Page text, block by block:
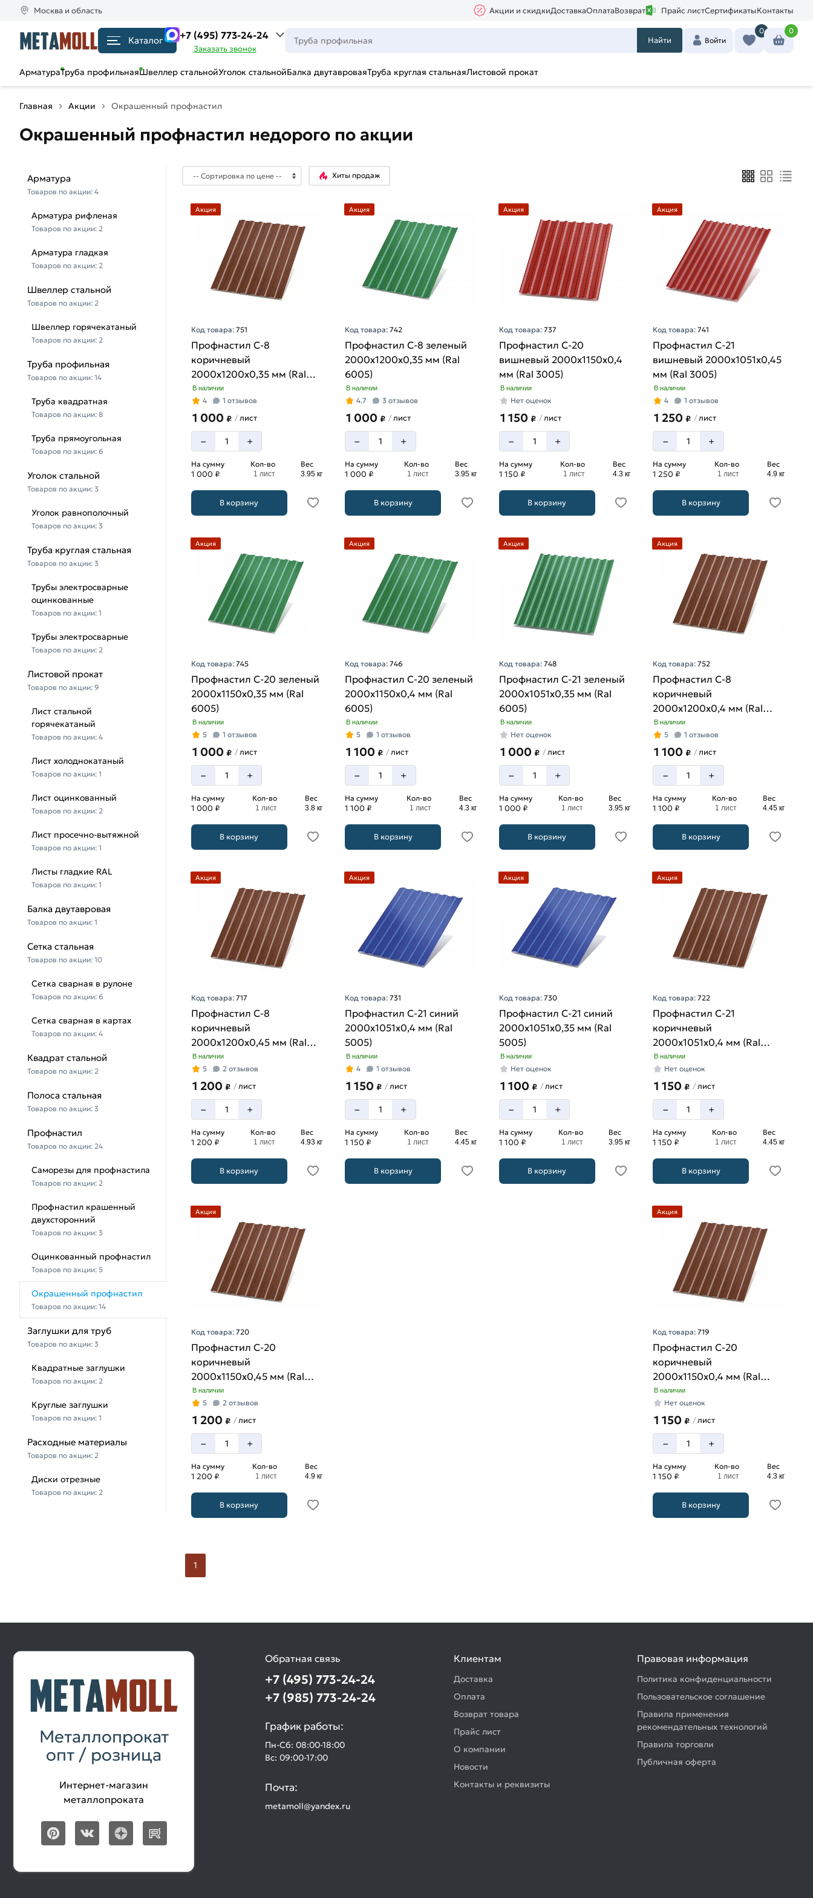
Москва и область Акции и скидкиДоставкаОплатаВозврат Прайс листСертификатыКонтакты
Каталог +7 (495) 773-24-24
Заказать звонок
Найти Войти
0 0
АрматураТруба профильнаяШвеллер стальнойУголок стальнойБалка двутавроваяТруба круглая стальнаяЛистовой прокат
Главная Акции Окрашенный профнастил
Окрашенный профнастил недорого по акции
Арматура
Товаров по акции: 4
Арматура рифленая
Товаров по акции: 2
Арматура гладкая
Товаров по акции: 2
Швеллер стальной
Товаров по акции: 2
Швеллер горячекатаный
Товаров по акции: 2
Труба профильная
Товаров по акции: 14
Труба квадратная
Товаров по акции: 8
Труба прямоугольная
Товаров по акции: 6
Уголок стальной
Товаров по акции: 3
Уголок равнополочный
Товаров по акции: 3
Труба круглая стальная
Товаров по акции: 3
Трубы электросварные
оцинкованные
Товаров по акции: 1
Трубы электросварные
Товаров по акции: 2
Листовой прокат
Товаров по акции: 9
Лист стальной
горячекатаный
Товаров по акции: 4
Лист холоднокатаный
Товаров по акции: 1
Лист оцинкованный
Товаров по акции: 2
Лист просечно-вытяжной
Товаров по акции: 1
Листы гладкие RAL
Товаров по акции: 1
Балка двутавровая
Товаров по акции: 1
Сетка стальная
Товаров по акции: 10
Сетка сварная в рулоне
Товаров по акции: 6
Сетка сварная в картах
Товаров по акции: 4
Квадрат стальной
Товаров по акции: 2
Полоса стальная
Товаров по акции: 3
Профнастил
Товаров по акции: 24
Саморезы для профнастила
Товаров по акции: 2
Профнастил крашенный
двухсторонний
Товаров по акции: 3
Оцинкованный профнастил
Товаров по акции: 5
Окрашенный профнастил
Товаров по акции: 14
Заглушки для труб
Товаров по акции: 3
Квадратные заглушки
Товаров по акции: 2
Круглые заглушки
Товаров по акции: 1
Расходные материалы
Товаров по акции: 2
Диски отрезные
Товаров по акции: 2
Хиты продаж
Акция
Код товара: 751
Профнастил С-8
коричневый
2000х1200х0,35 мм (Ral
8017)
В наличии
4 1 отзывов
1 000 ₽ /лист
– +
На сумму
1 000 ₽
Кол-во
1 лист
Вес
3.95 кг
В корзину
Акция
Код товара:742
Профнастил С-8 зеленый
2000х1200х0,35 мм (Ral
6005)
В наличии
4.7 3 отзывов
1 000₽ / лист
– +
На сумму
1 000 ₽
Кол-во
1 лист
Вес
3.95 кг
В корзину
Акция
Код товара: 737
Профнастил С-20
вишневый 2000х1150х0,4
мм (Ral 3005)
В наличии
Нет оценок
1 150 ₽ /лист
– +
На сумму
1 150 ₽
Кол-во
1 лист
Вес
4.3 кг
В корзину
Акция
Код товара:741
Профнастил С-21
вишневый 2000х1051х0,45
мм (Ral 3005)
В наличии
4 1 отзывов
1 250₽ / лист
– +
На сумму
1 250 ₽
Кол-во
1 лист
Вес
4.9 кг
В корзину
Акция
Код товара: 745
Профнастил С-20 зеленый
2000х1150х0,35 мм (Ral
6005)
В наличии
5 1 отзывов
1 000 ₽ /лист
– +
На сумму
1 000 ₽
Кол-во
1 лист
Вес
3.8 кг
В корзину
Акция
Код товара:746
Профнастил С-20 зеленый
2000х1150х0,4 мм (Ral
6005)
В наличии
5 1 отзывов
1 100₽ / лист
– +
На сумму
1 100 ₽
Кол-во
1 лист
Вес
4.3 кг
В корзину
Акция
Код товара: 748
Профнастил С-21 зеленый
2000х1051х0,35 мм (Ral
6005)
В наличии
Нет оценок
1 000 ₽ /лист
– +
На сумму
1 000 ₽
Кол-во
1 лист
Вес
3.95 кг
В корзину
Акция
Код товара:752
Профнастил С-8
коричневый
2000х1200х0,4 мм (Ral
8017)
В наличии
5 1 отзывов
1 100₽ / лист
– +
На сумму
1 100 ₽
Кол-во
1 лист
Вес
4.45 кг
В корзину
Акция
Код товара: 717
Профнастил С-8
коричневый
2000х1200х0,45 мм (Ral
8017)
В наличии
5 2 отзывов
1 200 ₽ /лист
– +
На сумму
1 200 ₽
Кол-во
1 лист
Вес
4.93 кг
В корзину
Акция
Код товара:731
Профнастил С-21 синий
2000х1051х0,4 мм (Ral
5005)
В наличии
4 1 отзывов
1 150₽ / лист
– +
На сумму
1 150 ₽
Кол-во
1 лист
Вес
4.45 кг
В корзину
Акция
Код товара: 730
Профнастил С-21 синий
2000х1051х0,35 мм (Ral
5005)
В наличии
Нет оценок
1 100 ₽ /лист
– +
На сумму
1 100 ₽
Кол-во
1 лист
Вес
3.95 кг
В корзину
Акция
Код товара:722
Профнастил С-21
коричневый
2000х1051х0,4 мм (Ral
8017)
В наличии
Нет оценок
1 150₽ / лист
– +
На сумму
1 150 ₽
Кол-во
1 лист
Вес
4.45 кг
В корзину
Акция
Код товара: 720
Профнастил С-20
коричневый
2000х1150х0,45 мм (Ral
8017)
В наличии
5 2 отзывов
1 200 ₽ /лист
– +
На сумму
1 200 ₽
Кол-во
1 лист
Вес
4.9 кг
В корзину
Акция
Код товара:719
Профнастил С-20
коричневый
2000х1150х0,4 мм (Ral
8017)
В наличии
Нет оценок
1 150₽ / лист
– +
На сумму
1 150 ₽
Кол-во
1 лист
Вес
4.3 кг
В корзину
1
Металлопрокат
опт / розница
Интернет-магазин
металлопроката
Обратная связь
+7 (495) 773-24-24
+7 (985) 773-24-24
График работы:
Пн-Сб: 08:00-18:00
Вс: 09:00-17:00
Почта:
metamoll@yandex.ru
Клиентам
Доставка
Оплата
Возврат товара
Прайс лист
О компании
Новости
Контакты и реквизиты
Правовая информация
Политика конфиденциальности
Пользовательское соглашение
Правила применения
рекомендательных технологий
Правила торговли
Публичная оферта